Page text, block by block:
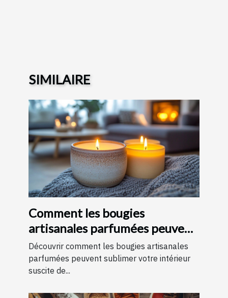
SIMILAIRE
Comment les bougies
artisanales parfumées peuvent
améliorer votre intérieur
Découvrir comment les bougies artisanales
parfumées peuvent sublimer votre intérieur
suscite de...